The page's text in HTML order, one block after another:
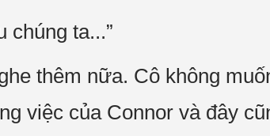
chúng ta...”
thêm nữa. Cô không
việc của Connor và đây